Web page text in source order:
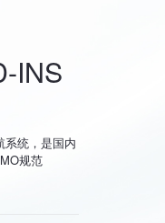
INS
系统，是国内
规范